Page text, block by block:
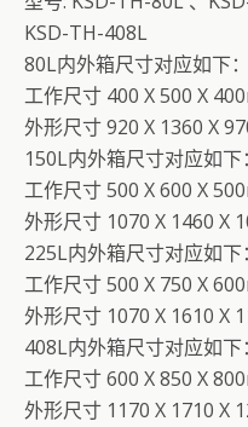
KSD-TH-408L
80L内外箱尺寸对应如下：
工作尺寸 400 X 500 X
外形尺寸 920 X 1360 X
150L内外箱尺寸对应如下：
工作尺寸 500 X 600 X
外形尺寸 1070 X 1460 X
225L内外箱尺寸对应如下：
工作尺寸 500 X 750 X
外形尺寸 1070 X 1610 X
408L内外箱尺寸对应如下：
工作尺寸 600 X 850 X
外形尺寸 1170 X 1710 X